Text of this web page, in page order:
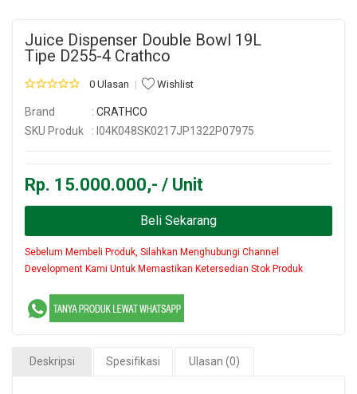
Juice Dispenser Double Bowl 19L
Tipe D255-4 Crathco
0 Ulasan Wishlist
Brand : CRATHCO
SKU Produk
: I04K048SK0217JP1322P07975
Rp. 15.000.000,- / Unit
Beli Sekarang
Sebelum Membeli Produk, Silahkan Menghubungi Channel
Development Kami Untuk Memastikan Ketersedian Stok Produk
Deskripsi Spesifikasi Ulasan (0)